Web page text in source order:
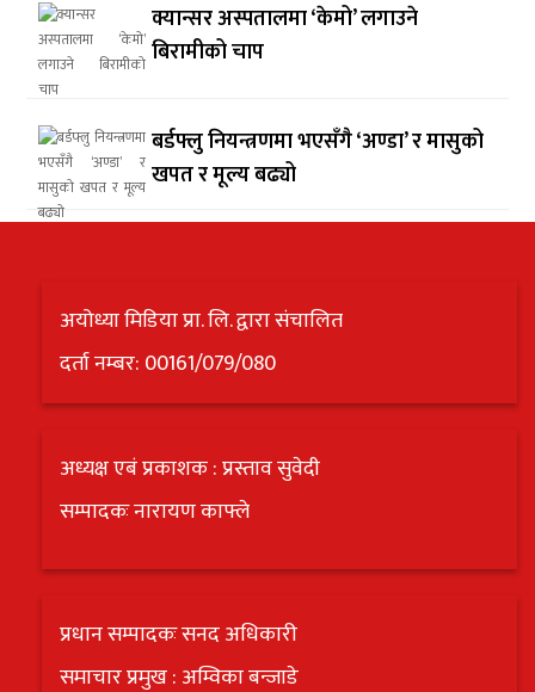
क्यान्सर अस्पतालमा ‘केमो’ लगाउने
बिरामीको चाप
बर्डफ्लु नियन्त्रणमा भएसँगै ‘अण्डा’ र मासुको
खपत र मूल्य बढ्यो
अयोध्या मिडिया प्रा. लि. द्वारा संचालित
दर्ता नम्बर: 00161/079/080
अध्यक्ष एबं प्रकाशक : प्रस्ताव सुवेदी
सम्पादकः नारायण काफ्ले
प्रधान सम्पादकः सनद अधिकारी
समाचार प्रमुख : अम्विका बन्जाडे